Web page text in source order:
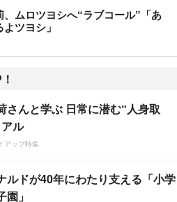
、ムロツヨシへ“ラブコール”「あ
ツヨシ」
さんと学ぶ 日常に潜む“人身取
ル
アップ特集
ルドが40年にわたり支える「小学
園」